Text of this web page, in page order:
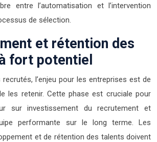
entre l’automatisation et l’intervention
de sélection.
et rétention des
fort potentiel
l’enjeu pour les entreprises est de
les retenir. Cette phase est cruciale pour
sur investissement du recrutement et
performante sur le long terme. Les
et de rétention des talents doivent